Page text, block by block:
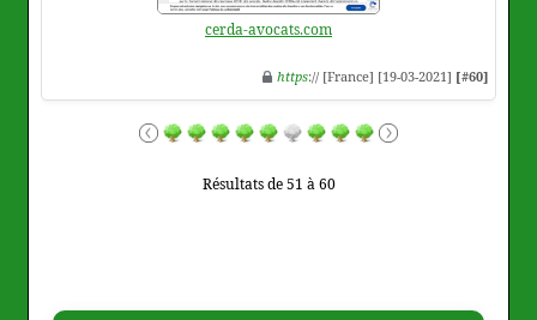
cerda-avocats.com
https:// [France] [19-03-2021] [#60]
Résultats de 51 à 60